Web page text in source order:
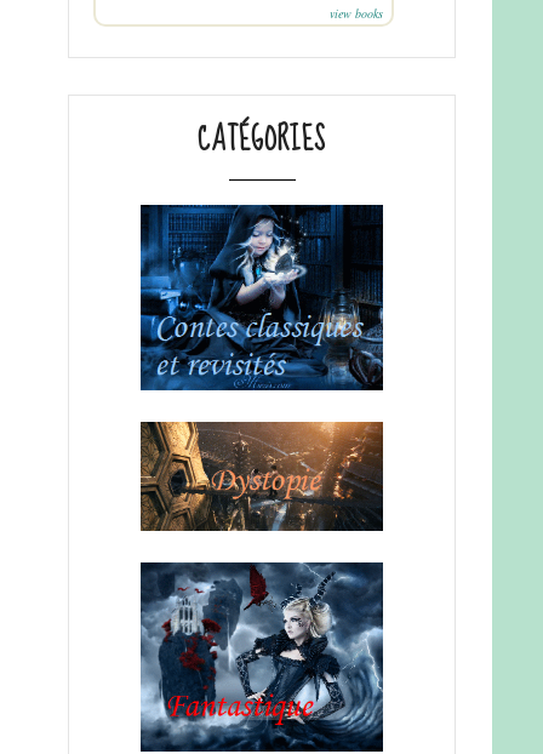
view books
CATÉGORIES